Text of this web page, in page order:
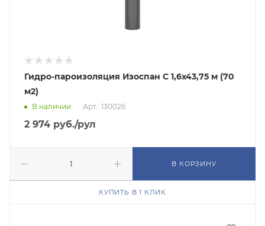
Гидро-пароизоляция Изоспан C 1,6х43,75 м (70
м2)
В наличии Арт.: 130026
2 974 руб./рул
В КОРЗИНУ
КУПИТЬ В 1 КЛИК